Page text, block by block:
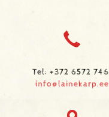
Tel: +372 6572 746
info@lainekarp.ee